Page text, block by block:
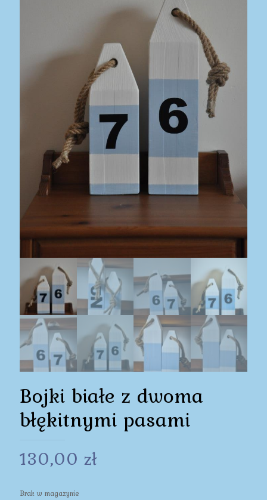
Bojki białe z dwoma
błękitnymi pasami
130,00 zł
Brak w magazynie